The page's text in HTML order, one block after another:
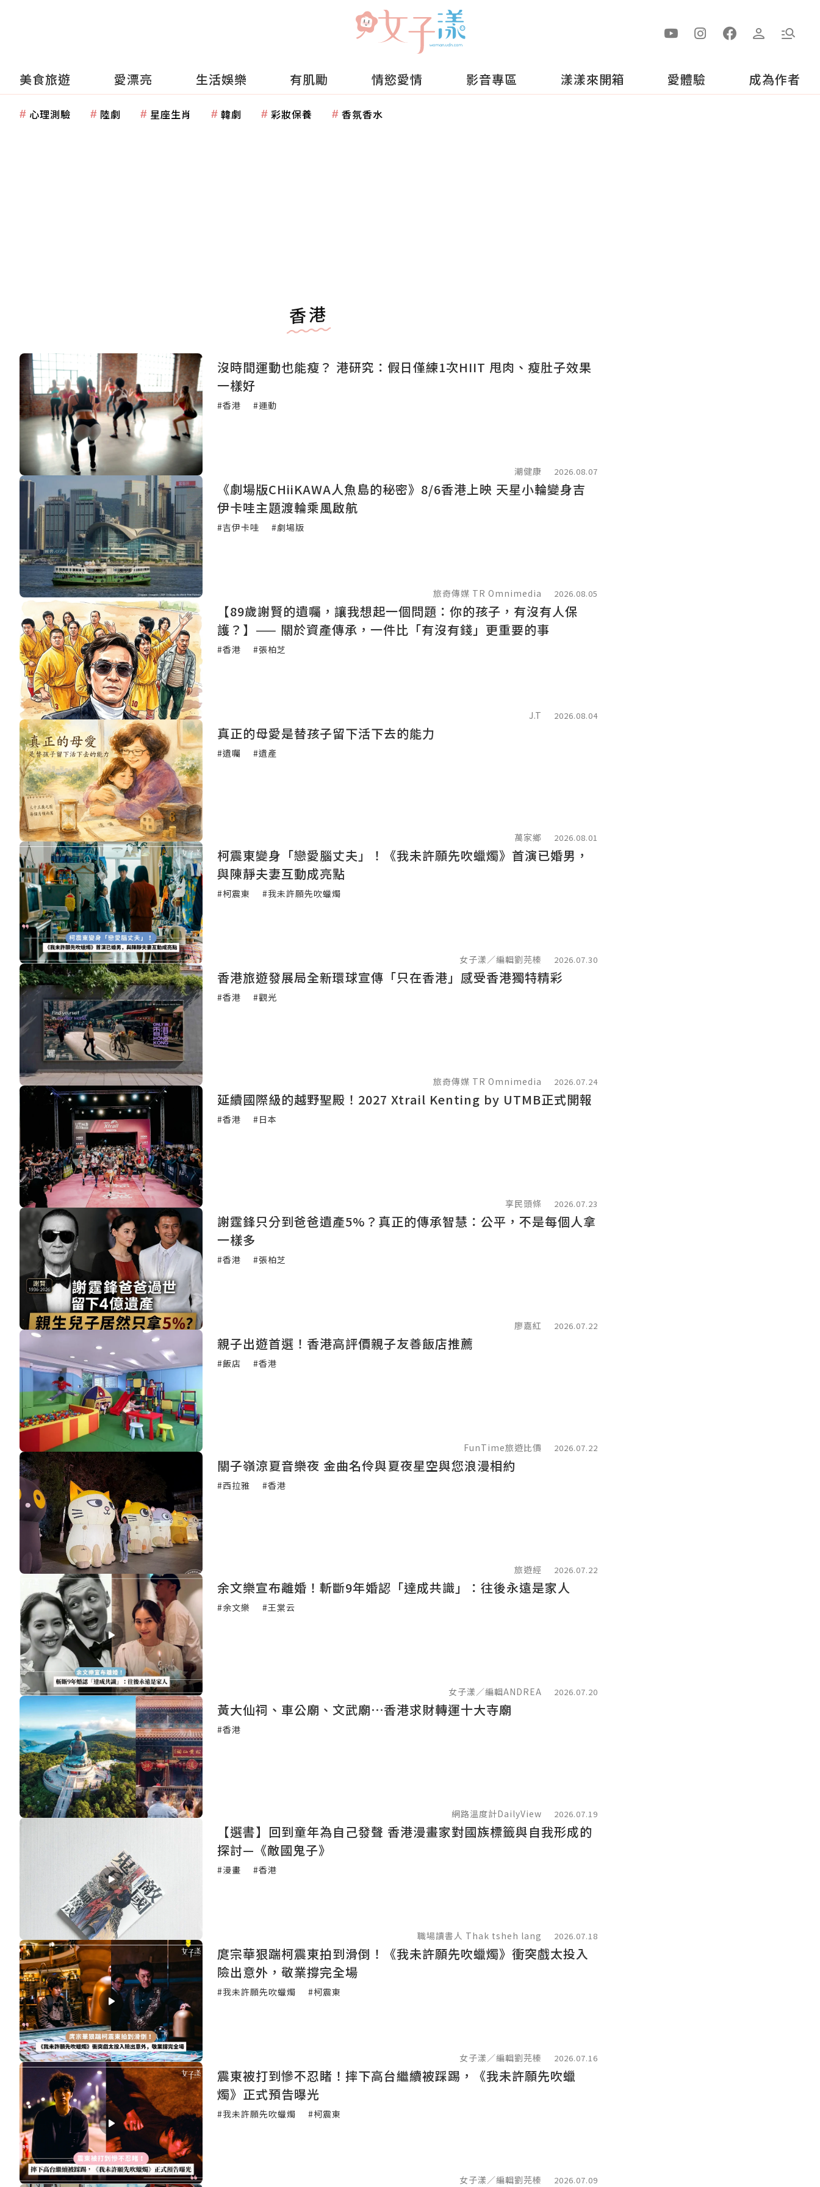
美食旅遊 愛漂亮 生活娛樂 有肌勵 情慾愛情 影音專區 漾漾來開箱 愛體驗 成為作者
心理測驗 陸劇 星座生肖 韓劇 彩妝保養 香氛香水
香港
沒時間運動也能瘦？ 港研究：假日僅練1次HIIT 甩肉、瘦肚子效果
一樣好
#香港 #運動
潮健康 2026.08.07
《劇場版CHiiKAWA人魚島的秘密》8/6香港上映 天星小輪變身吉
伊卡哇主題渡輪乘風啟航
#吉伊卡哇 #劇場版
旅奇傳媒 TR Omnimedia 2026.08.05
【89歲謝賢的遺囑，讓我想起一個問題：你的孩子，有沒有人保
護？】—— 關於資產傳承，一件比「有沒有錢」更重要的事
#香港 #張柏芝
J.T 2026.08.04
真正的母愛是替孩子留下活下去的能力
#遺囑 #遺產
萬家鄉 2026.08.01
柯震東變身「戀愛腦丈夫」！《我未許願先吹蠟燭》首演已婚男，
與陳靜夫妻互動成亮點
#柯震東 #我未許願先吹蠟燭
女子漾／編輯劉芫榛 2026.07.30
香港旅遊發展局全新環球宣傳「只在香港」感受香港獨特精彩
#香港 #觀光
旅奇傳媒 TR Omnimedia 2026.07.24
延續國際級的越野聖殿！2027 Xtrail Kenting by UTMB正式開報
#香港 #日本
享民頭條 2026.07.23
謝霆鋒只分到爸爸遺產5%？真正的傳承智慧：公平，不是每個人拿
一樣多
#香港 #張柏芝
廖嘉紅 2026.07.22
親子出遊首選！香港高評價親子友善飯店推薦
#飯店 #香港
FunTime旅遊比價 2026.07.22
關子嶺涼夏音樂夜 金曲名伶與夏夜星空與您浪漫相約
#西拉雅 #香港
旅遊經 2026.07.22
余文樂宣布離婚！斬斷9年婚認「達成共識」：往後永遠是家人
#余文樂 #王棠云
女子漾／編輯ANDREA 2026.07.20
黃大仙祠、車公廟、文武廟⋯香港求財轉運十大寺廟
#香港
網路溫度計DailyView 2026.07.19
【選書】回到童年為自己發聲 香港漫畫家對國族標籤與自我形成的
探討—《敵國鬼子》
#漫畫 #香港
職場讀書人 Thak tsheh lang 2026.07.18
庹宗華狠踹柯震東拍到滑倒！《我未許願先吹蠟燭》衝突戲太投入
險出意外，敬業撐完全場
#我未許願先吹蠟燭 #柯震東
女子漾／編輯劉芫榛 2026.07.16
震東被打到慘不忍睹！摔下高台繼續被踩踢，《我未許願先吹蠟
燭》正式預告曝光
#我未許願先吹蠟燭 #柯震東
女子漾／編輯劉芫榛 2026.07.09